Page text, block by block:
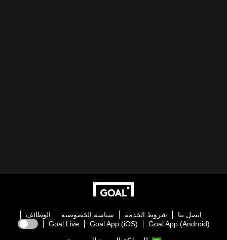
اتصل بنا شروط الخدمة سياسة الخصوصية
الوظائف
Goal App (Android)
Goal App (iOS)
Goal Live